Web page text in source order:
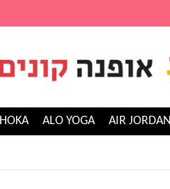
AIR JORDAN
ALO YOGA
HOKA